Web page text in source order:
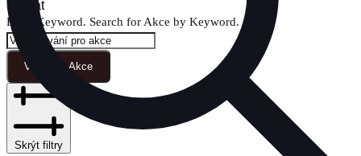
Hledat
Enter Keyword. Search for Akce by Keyword.
Vyhledat Akce
Skrýt filtry